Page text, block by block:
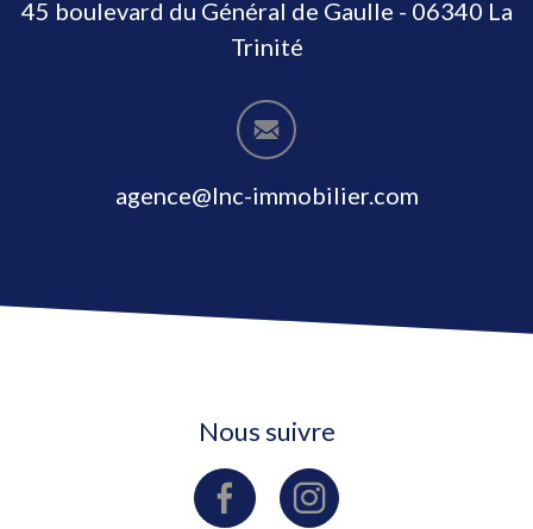
45 boulevard du Général de Gaulle - 06340 La
Trinité
agence@lnc-immobilier.com
Nous suivre